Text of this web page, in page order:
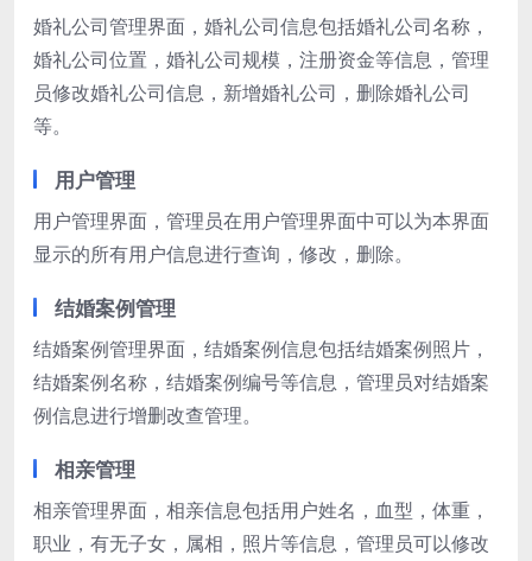
婚礼公司管理界面，婚礼公司信息包括婚礼公司名称，
婚礼公司位置，婚礼公司规模，注册资金等信息，管理
员修改婚礼公司信息，新增婚礼公司，删除婚礼公司
等。
用户管理
用户管理界面，管理员在用户管理界面中可以为本界面
显示的所有用户信息进行查询，修改，删除。
结婚案例管理
结婚案例管理界面，结婚案例信息包括结婚案例照片，
结婚案例名称，结婚案例编号等信息，管理员对结婚案
例信息进行增删改查管理。
相亲管理
相亲管理界面，相亲信息包括用户姓名，血型，体重，
职业，有无子女，属相，照片等信息，管理员可以修改